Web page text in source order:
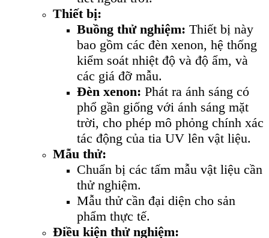
Thiết bị:
Buồng thử nghiệm: Thiết bị này
bao gồm các đèn xenon, hệ thống
kiểm soát nhiệt độ và độ ẩm, và
các giá đỡ mẫu.
Đèn xenon: Phát ra ánh sáng có
phổ gần giống với ánh sáng mặt
trời, cho phép mô phỏng chính xác
tác động của tia UV lên vật liệu.
Mẫu thử:
Chuẩn bị các tấm mẫu vật liệu cần
thử nghiệm.
Mẫu thử cần đại diện cho sản
phẩm thực tế.
Điều kiện thử nghiệm: